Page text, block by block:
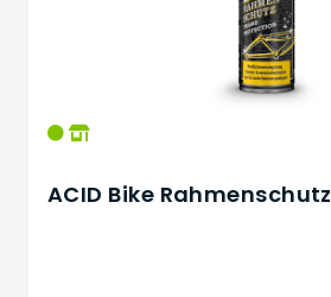
ACID Bike Rahmenschutz